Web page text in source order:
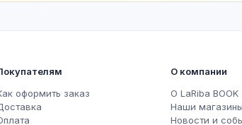
оформить заказ
О компании
О LaRiba BOOK
Наши магазины
Новости и